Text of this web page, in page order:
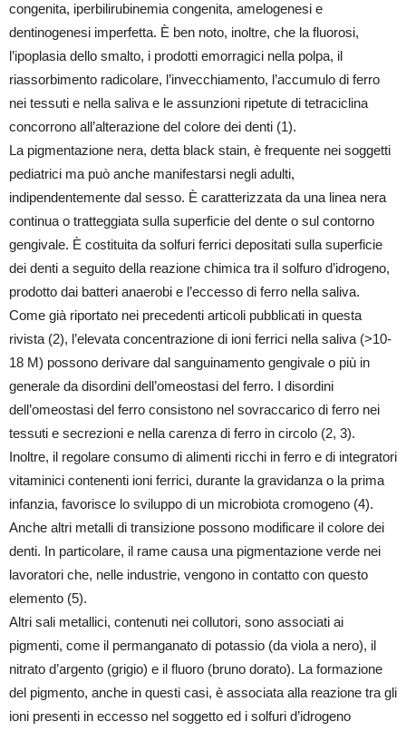
congenita, iperbilirubinemia congenita, amelogenesi e
dentinogenesi imperfetta. È ben noto, inoltre, che la fluorosi,
l’ipoplasia dello smalto, i prodotti emorragici nella polpa, il
riassorbimento radicolare, l’invecchiamento, l’accumulo di ferro
nei tessuti e nella saliva e le assunzioni ripetute di tetraciclina
concorrono all’alterazione del colore dei denti (1).
La pigmentazione nera, detta black stain, è frequente nei soggetti
pediatrici ma può anche manifestarsi negli adulti,
indipendentemente dal sesso. È caratterizzata da una linea nera
continua o tratteggiata sulla superficie del dente o sul contorno
gengivale. È costituita da solfuri ferrici depositati sulla superficie
dei denti a seguito della reazione chimica tra il solfuro d’idrogeno,
prodotto dai batteri anaerobi e l’eccesso di ferro nella saliva.
Come già riportato nei precedenti articoli pubblicati in questa
rivista (2), l’elevata concentrazione di ioni ferrici nella saliva (>10-
18 M) possono derivare dal sanguinamento gengivale o più in
generale da disordini dell’omeostasi del ferro. I disordini
dell’omeostasi del ferro consistono nel sovraccarico di ferro nei
tessuti e secrezioni e nella carenza di ferro in circolo (2, 3).
Inoltre, il regolare consumo di alimenti ricchi in ferro e di integratori
vitaminici contenenti ioni ferrici, durante la gravidanza o la prima
infanzia, favorisce lo sviluppo di un microbiota cromogeno (4).
Anche altri metalli di transizione possono modificare il colore dei
denti. In particolare, il rame causa una pigmentazione verde nei
lavoratori che, nelle industrie, vengono in contatto con questo
elemento (5).
Altri sali metallici, contenuti nei collutori, sono associati ai
pigmenti, come il permanganato di potassio (da viola a nero), il
nitrato d’argento (grigio) e il fluoro (bruno dorato). La formazione
del pigmento, anche in questi casi, è associata alla reazione tra gli
ioni presenti in eccesso nel soggetto ed i solfuri d’idrogeno